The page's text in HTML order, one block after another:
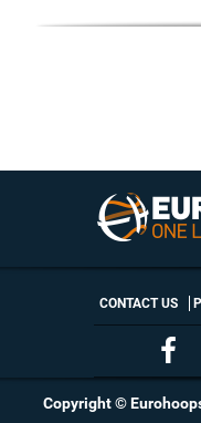
CONTACT US
Copyright ©